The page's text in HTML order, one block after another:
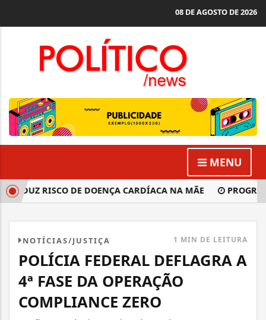
08 DE AGOSTO DE 2026
MENU
RISCO DE DOENÇA CARDÍACA NA MÃE
NOTÍCIAS/JUSTIÇA 1 MIN DE LEITURA
POLÍCIA FEDERAL DEFLAGRA A
4ª FASE DA OPERAÇÃO
COMPLIANCE ZERO